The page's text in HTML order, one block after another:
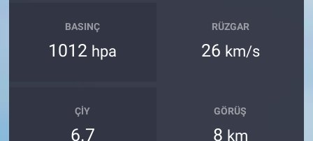
BASINÇ
1012 hpa
RÜZGAR
26 km/s
ÇIY
6.7
GÖRÜŞ
8 km